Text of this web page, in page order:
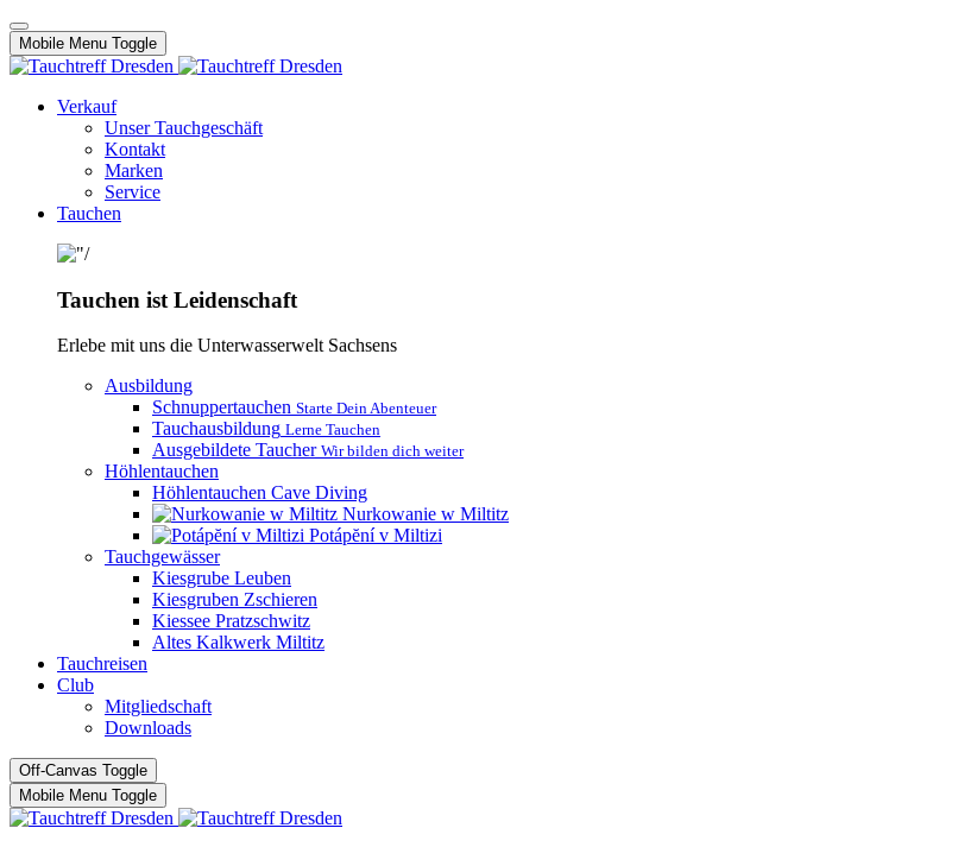
Mobile Menu Toggle
Verkauf
Unser Tauchgeschäft
Kontakt
Marken
Service
Tauchen
Tauchen ist Leidenschaft
Erlebe mit uns die Unterwasserwelt Sachsens
Ausbildung
Schnuppertauchen Starte Dein Abenteuer
Tauchausbildung Lerne Tauchen
Ausgebildete Taucher Wir bilden dich weiter
Höhlentauchen
Höhlentauchen Cave Diving
Nurkowanie w Miltitz
Potápĕní v Miltizi
Tauchgewässer
Kiesgrube Leuben
Kiesgruben Zschieren
Kiessee Pratzschwitz
Altes Kalkwerk Miltitz
Tauchreisen
Club
Mitgliedschaft
Downloads
Off-Canvas Toggle
Mobile Menu Toggle